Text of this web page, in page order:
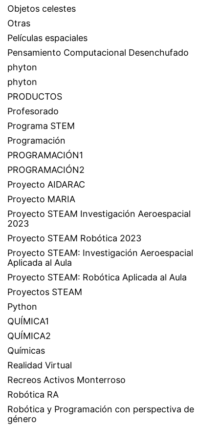
Objetos celestes
Otras
Películas espaciales
Pensamiento Computacional Desenchufado
phyton
phyton
PRODUCTOS
Profesorado
Programa STEM
Programación
PROGRAMACIÓN1
PROGRAMACIÓN2
Proyecto AIDARAC
Proyecto MARIA
Proyecto STEAM Investigación Aeroespacial
2023
Proyecto STEAM Robótica 2023
Proyecto STEAM: Investigación Aeroespacial
Aplicada al Aula
Proyecto STEAM: Robótica Aplicada al Aula
Proyectos STEAM
Python
QUÍMICA1
QUÍMICA2
Químicas
Realidad Virtual
Recreos Activos Monterroso
Robótica RA
Robótica y Programación con perspectiva de
género